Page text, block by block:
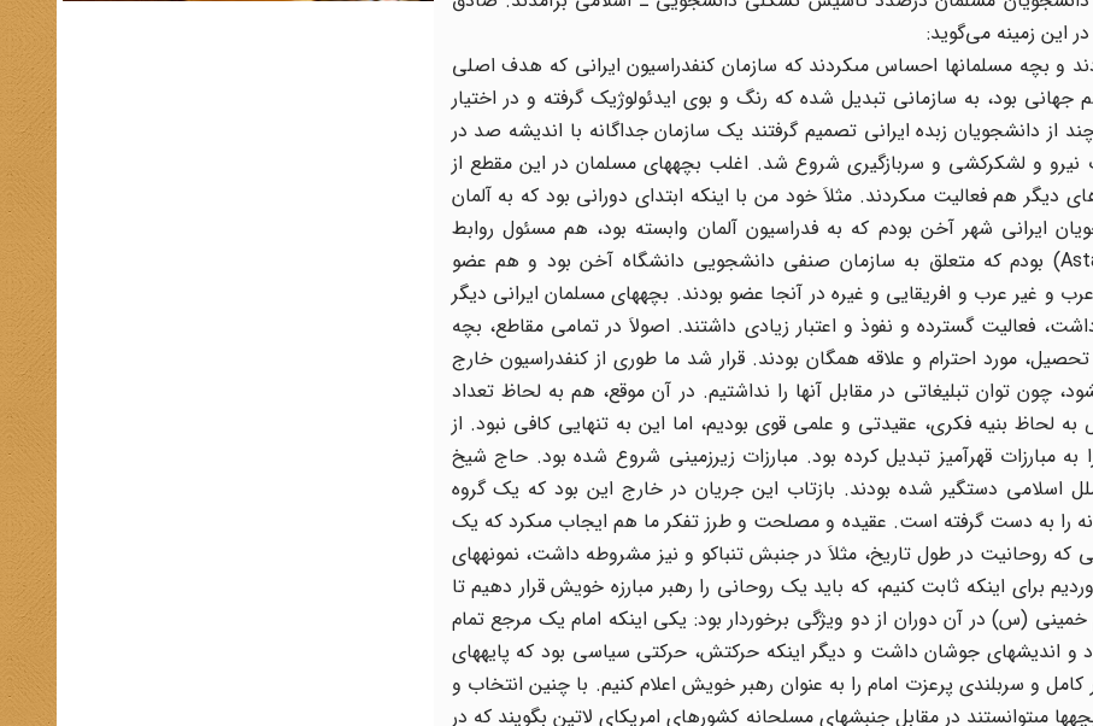
این زمینه می‌گوید:
و بچه مسلمانها احساس مى‏کردند که سازمان کنفدراسیون ایرانى که هدف اصلى
جهانى بود، به سازمانى تبدیل شده که رنگ و بوى ایدئولوژیک گرفته و در اختیار
از دانشجویان زبده ایرانى تصمیم گرفتند یک سازمان جداگانه با اندیشه صد در
و لشکرکشى و سربازگیرى شروع شد. اغلب بچه‏هاى مسلمان در این مقطع از
دیگر هم فعالیت مى‏کردند. مثلاَ خود من با اینکه ابتدای دورانى بود که به آلمان
انجمن دانشجویان ایرانى شهر آخن بودم که به فدراسیون آلمان وابسته بود، هم مسئول روابط
بین‏الملل سازمان دانشجویان دانشگاه آخن به نام آستا (Asta) بودم که متعلق به سازمان صنفى دانشجویى دانشگاه آخن بود و هم عضو
و غیر عرب و افریقایى و غیره در آنجا عضو بودند. بچه‏هاى مسلمان ایرانى دیگر
فعالیت گسترده و نفوذ و اعتبار زیادى داشتند. اصولاَ در تمامى مقاطع، بچه
مورد احترام و علاقه همگان بودند. قرار شد ما طورى از کنفدراسیون خارج
چون توان تبلیغاتى در مقابل آنها را نداشتیم. در آن موقع، هم به لحاظ تعداد
بنیه فکرى، عقیدتى و علمى قوى بودیم، اما این به تنهایى کافى نبود. از
به مبارزات قهرآمیز تبدیل کرده بود. مبارزات زیرزمینى شروع شده بود. حاج شیخ
دستگیر شده بودند. بازتاب این جریان در خارج این بود که یک گروه
را به دست گرفته است. عقیده و مصلحت و طرز تفکر ما هم ایجاب مى‏کرد که یک
که روحانیت در طول تاریخ، مثلاَ در جنبش تنباکو و نیز مشروطه داشت، نمونه‏هاى
براى اینکه ثابت کنیم، که باید یک روحانى را رهبر مبارزه خویش قرار دهیم تا
خمینى (س) در آن دوران از دو ویژگى برخوردار بود: یکى اینکه امام یک مرجع تمام
و اندیشه‏اى جوشان داشت و دیگر اینکه حرکتش، حرکتى سیاسى بود که پایه‏هاى
و سربلندى پرعزت امام را به عنوان رهبر خویش اعلام کنیم. با چنین انتخاب و
مى‏توانستند در مقابل جنبشهاى مسلحانه کشورهاى امریکاى لاتین بگویند که در